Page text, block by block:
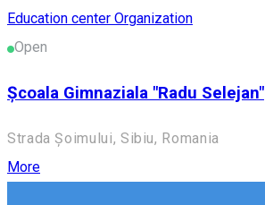
Education center Organization
Open
Școala Gimnaziala "Radu Selejan"
Strada Șoimului, Sibiu, Romania
More